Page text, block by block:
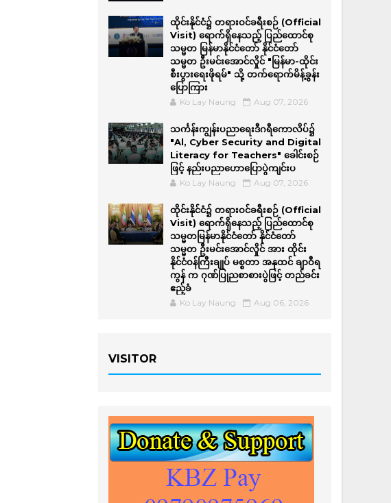
ထိုင်းနိုင်ငံ၌ တရားဝင်ခရီးစဉ် (Official
Visit) ရောက်ရှိနေသည့် ပြည်ထောင်စု
သမ္မတ မြန်မာနိုင်ငံတော် နိုင်ငံတော်
သမ္မတ ဦးမင်းအောင်လှိုင် "မြန်မာ-ထိုင်း
စီးပွားရေးဖိုရမ်" သို့ တက်ရောက်မိန့်ခွန်း
ပြောကြား
Ko Lay Naung Aug 07, 2026
သင်္ကန်းကျွန်းပညာရေးဒီဂရီကောလိပ်၌
"Al, Cyber Security and Digital
Literacy for Teachers" ခေါင်းစဉ်
ဖြင့် နည်းပညာဟောပြောပွဲကျင်းပ
Ko Lay Naung Aug 07, 2026
ထိုင်းနိုင်ငံ၌ တရားဝင်ခရီးစဉ် (Official
Visit) ရောက်ရှိနေသည့် ပြည်ထောင်စု
သမ္မတမြန်မာနိုင်ငံတော် နိုင်ငံတော်
သမ္မတ ဦးမင်းအောင်လှိုင် အား ထိုင်း
နိုင်ငံဝန်ကြီးချုပ် မစ္စတာ အနုထင် ချာဝီရ
ကွန် က ဂုဏ်ပြုညစာစားပွဲဖြင့် တည်ခင်း
ဧည့်ခံ
Ko Lay Naung Aug 06, 2026
VISITOR